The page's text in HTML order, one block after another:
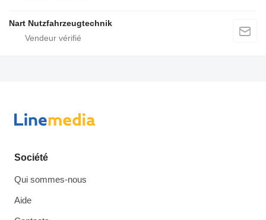
Nart Nutzfahrzeugtechnik
Société
Qui sommes-nous
Aide